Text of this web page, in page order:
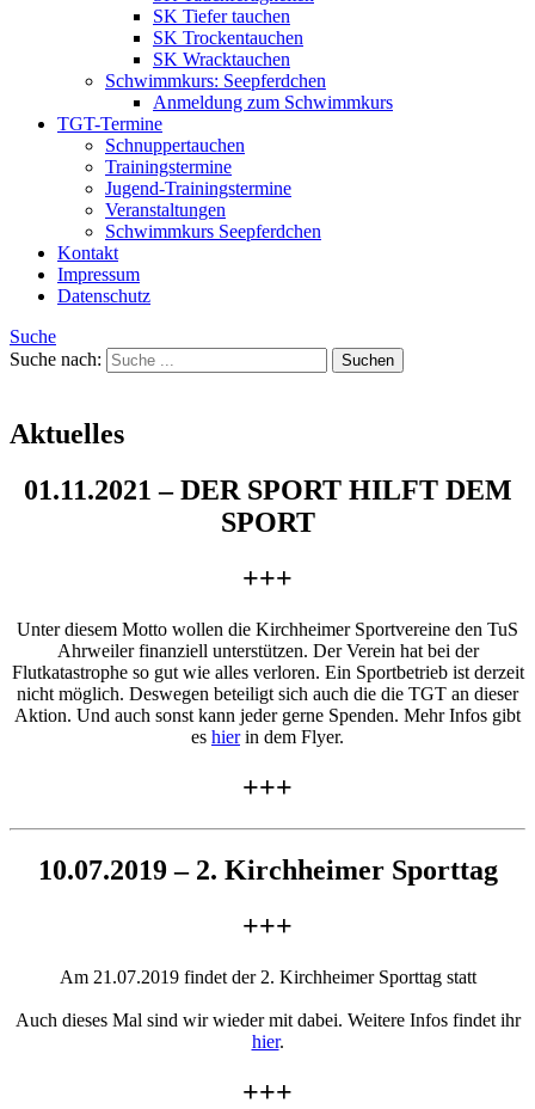
SK Tiefer tauchen
SK Trockentauchen
SK Wracktauchen
Schwimmkurs: Seepferdchen
Anmeldung zum Schwimmkurs
TGT-Termine
Schnuppertauchen
Trainingstermine
Jugend-Trainingstermine
Veranstaltungen
Schwimmkurs Seepferdchen
Kontakt
Impressum
Datenschutz
Suche
Suche nach:
Aktuelles
01.11.2021 – DER SPORT HILFT DEM
SPORT
+++
Unter diesem Motto wollen die Kirchheimer Sportvereine den TuS
Ahrweiler finanziell unterstützen. Der Verein hat bei der
Flutkatastrophe so gut wie alles verloren. Ein Sportbetrieb ist derzeit
nicht möglich. Deswegen beteiligt sich auch die die TGT an dieser
Aktion. Und auch sonst kann jeder gerne Spenden. Mehr Infos gibt
es hierin dem Flyer.
+++
10.07.2019 – 2. Kirchheimer Sporttag
+++
Am 21.07.2019 findet der 2. Kirchheimer Sporttag statt
Auch dieses Mal sind wir wieder mit dabei. Weitere Infos findet ihr
hier.
+++